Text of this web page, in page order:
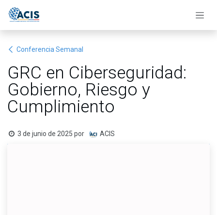
Conferencia Semanal
GRC en Ciberseguridad:
Gobierno, Riesgo y
Cumplimiento
3 de junio de 2025 por ACIS